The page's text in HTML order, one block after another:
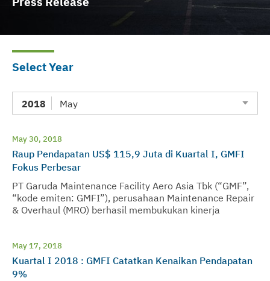
Select Year
2018 May
May 30, 2018
Raup Pendapatan US$ 115,9 Juta di Kuartal I, GMFI
Fokus Perbesar
PT Garuda Maintenance Facility Aero Asia Tbk (“GMF”,
“kode emiten: GMFI”), perusahaan Maintenance Repair
& Overhaul (MRO) berhasil membukukan kinerja
May 17, 2018
Kuartal I 2018 : GMFI Catatkan Kenaikan Pendapatan
9%